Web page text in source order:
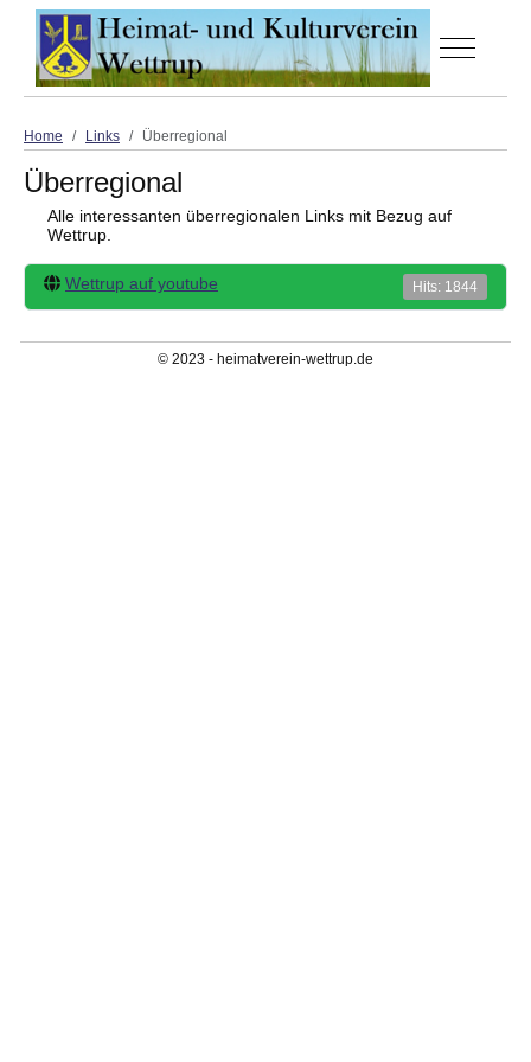
Off-
Home Links Überregional
Überregional
Alle interessanten überregionalen Links mit Bezug auf
Wettrup.
Wettrup auf youtube Hits: 1844
© 2023 - heimatverein-wettrup.de